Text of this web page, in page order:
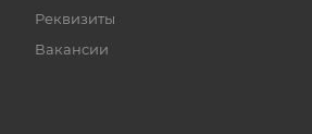
Реквизиты
Вакансии